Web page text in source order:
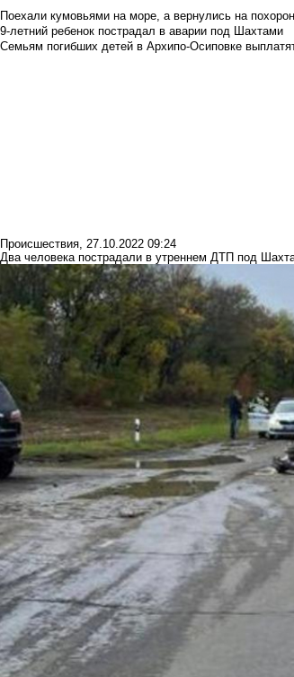
Поехали кумовьями на море, а вернулись на
9-летний ребенок пострадал в аварии под Шахтами
Семьям погибших детей в Архипо-Осиповке
Происшествия, 27.10.2022 09:24
Два человека пострадали в утреннем ДТП под